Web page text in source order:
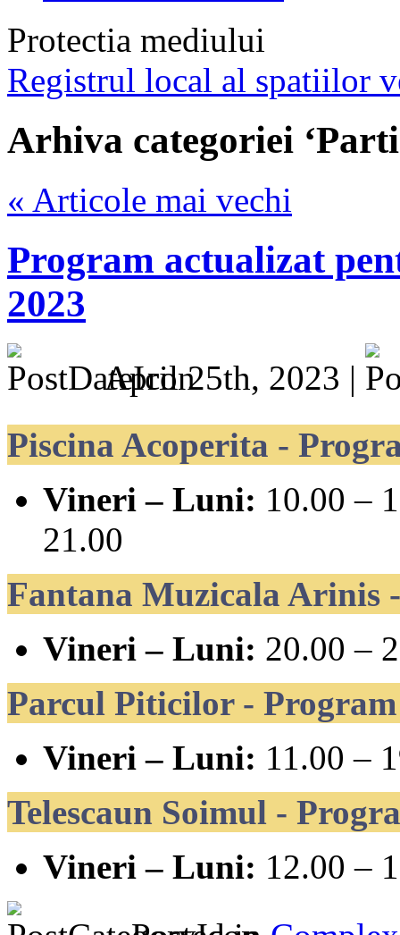
Protectia mediului
Registrul local al spatiilor
Arhiva categoriei
« Articole mai vechi
Program actualizat
2023
April 25th, 2023 |
Piscina Acoperita -
Vineri – Luni: 10.00 –
21.00
Fantana Muzicala Arinis
Vineri – Luni: 20.00 –
Parcul Piticilor - Program
Vineri – Luni: 11.00 –
Telescaun Soimul -
Vineri – Luni: 12.00 –